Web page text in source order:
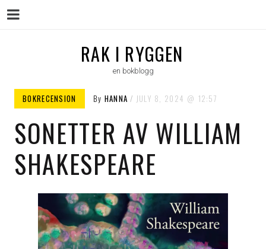
RAK I RYGGEN
en bokblogg
BOKRECENSION By HANNA JULY 8, 2024 12:57
SONETTER AV WILLIAM
SHAKESPEARE
Menu